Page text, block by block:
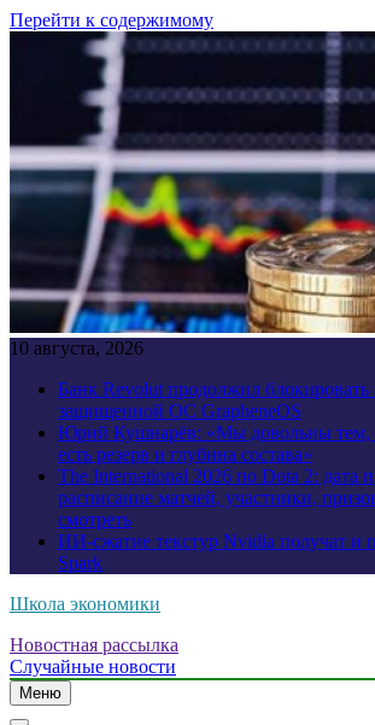
Перейти к содержимому
10 августа, 2026
Банк Revolut продолжил блокировать
защищенной ОС GrapheneOS
Юрий Кушнарёв: «Мы довольны тем,
есть резерв и глубина состава»
The International 2026 по Dota 2: дата
расписание матчей, участники,
смотреть
ИИ-сжатие текстур Nvidia получат и
Spark
Школа экономики
Новостная рассылка
Случайные новости
Меню